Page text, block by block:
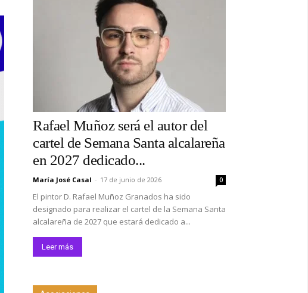
Rafael Muñoz será el autor del
cartel de Semana Santa alcalareña
en 2027 dedicado...
María José Casal - 17 de junio de 2026 0
El pintor D. Rafael Muñoz Granados ha sido
designado para realizar el cartel de la Semana Santa
alcalareña de 2027 que estará dedicado a...
Leer más